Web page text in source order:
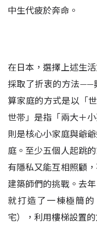
中生代疲於奔命。
在日本，選擇上述生
採取了折衷的方法——
算家庭的方式是以「
世帯」是指「兩大＋
則是核心小家庭與爺
庭。至少五個人起跳
有隱私又能互相照顧
建築師們的挑戰。去
就打造了一棟極簡
宅），利用樓梯設置